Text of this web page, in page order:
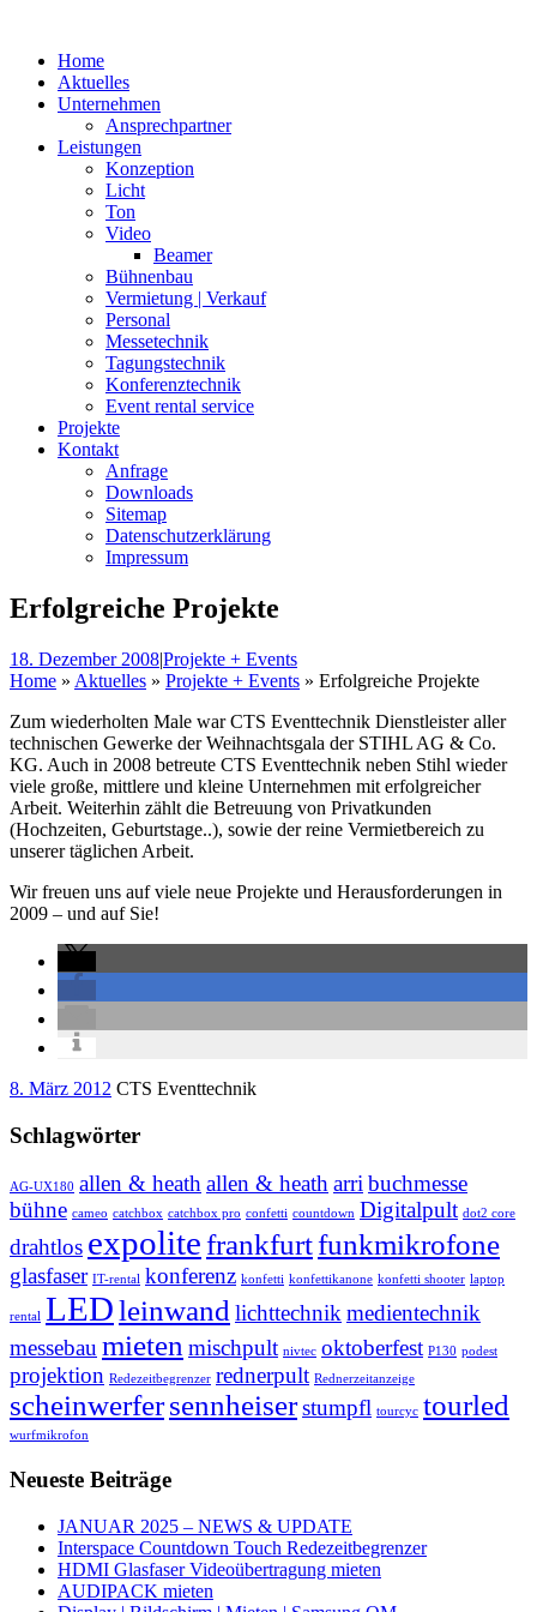
Home
Aktuelles
Unternehmen
Ansprechpartner
Leistungen
Konzeption
Licht
Ton
Video
Beamer
Bühnenbau
Vermietung | Verkauf
Personal
Messetechnik
Tagungstechnik
Konferenztechnik
Event rental service
Projekte
Kontakt
Anfrage
Downloads
Sitemap
Datenschutzerklärung
Impressum
Erfolgreiche Projekte
18. Dezember 2008|Projekte + Events
Home » Aktuelles » Projekte + Events » Erfolgreiche Projekte
Zum wiederholten Male war CTS Eventtechnik Dienstleister aller
technischen Gewerke der Weihnachtsgala der STIHL AG & Co.
KG. Auch in 2008 betreute CTS Eventtechnik neben Stihl wieder
viele große, mittlere und kleine Unternehmen mit erfolgreicher
Arbeit. Weiterhin zählt die Betreuung von Privatkunden
(Hochzeiten, Geburtstage..), sowie der reine Vermietbereich zu
unserer täglichen Arbeit.
Wir freuen uns auf viele neue Projekte und Herausforderungen in
2009 – und auf Sie!
8. März 2012 CTS Eventtechnik
Schlagwörter
AG-UX180 allen & heathallen & heatharribuchmesse
bühne cameo catchbox catchbox pro confetti countdown Digitalpult dot2 core
drahtlos expolitefrankfurtfunkmikrofone
glasfaser IT-rental konferenz konfetti konfettikanone konfetti shooter laptop
rental LEDleinwand lichttechnikmedientechnik
messebau mieten mischpult nivtec oktoberfest P130 podest
projektion Redezeitbegrenzer rednerpult Rednerzeitanzeige
scheinwerfersennheiserstumpfl tourcyc tourled
wurfmikrofon
Neueste Beiträge
JANUAR 2025 – NEWS & UPDATE
Interspace Countdown Touch Redezeitbegrenzer
HDMI Glasfaser Videoübertragung mieten
AUDIPACK mieten